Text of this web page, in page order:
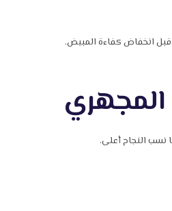
قبل انخفاض كفاءة المبيض.
المجهري
نسب النجاح أعلى.